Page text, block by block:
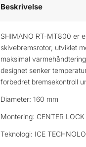
Beskrivelse
SHIMANO RT-MT800 er
skivebremsrotor, utviklet
maksimal
designet senker
forbedret bremsekontroll
Diameter: 160 mm
Montering: CENTER LOCK
Teknologi: ICE